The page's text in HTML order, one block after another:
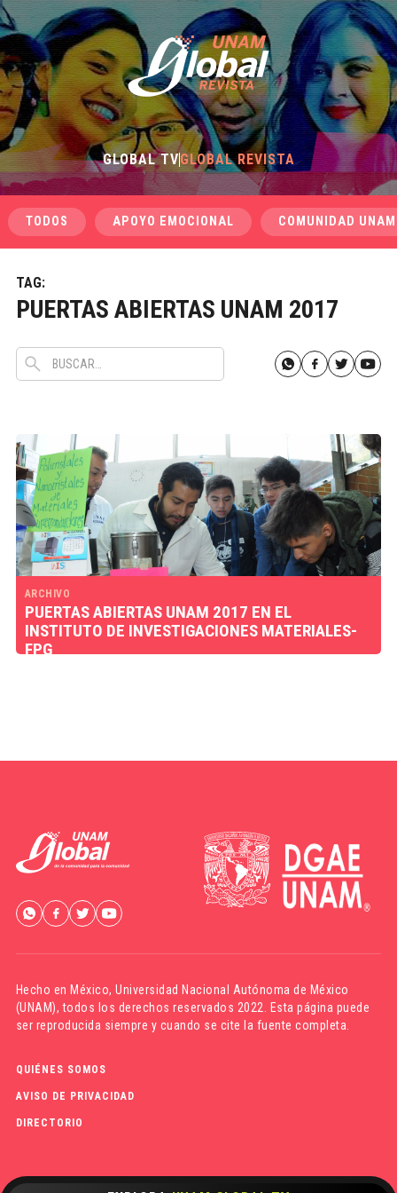
GLOBAL TVGLOBAL REVISTA
TODOS APOYO EMOCIONAL COMUNIDAD UNAM
TAG:
PUERTAS ABIERTAS UNAM 2017
ARCHIVO
PUERTAS ABIERTAS UNAM 2017 EN EL
INSTITUTO DE INVESTIGACIONES MATERIALES-
FPG
Hecho en México,Universidad Nacional Autónoma de México
(UNAM), todos los derechos reservados 2022. Esta página puede
ser reproducida siempre y cuando se cite la fuente completa.
QUIÉNES SOMOS
AVISO DE PRIVACIDAD
DIRECTORIO